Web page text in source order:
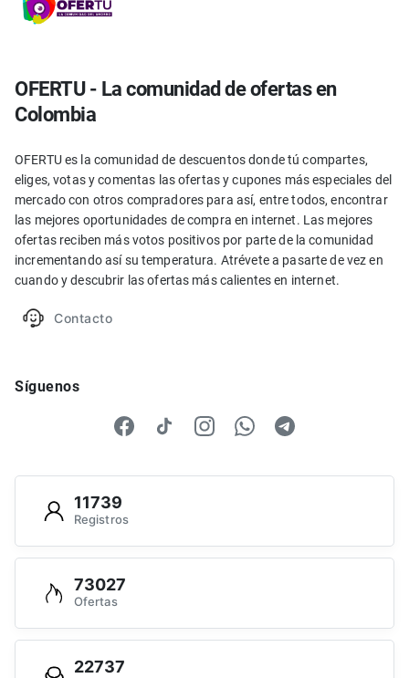
OFERTU - La comunidad de ofertas en
Colombia
OFERTU es la comunidad de descuentos donde tú compartes,
eliges, votas y comentas las ofertas y cupones más especiales del
mercado con otros compradores para así, entre todos, encontrar
las mejores oportunidades de compra en internet. Las mejores
ofertas reciben más votos positivos por parte de la comunidad
incrementando así su temperatura. Atrévete a pasarte de vez en
cuando y descubrir las ofertas más calientes en internet.
Contacto
Síguenos
11739
Registros
73027
Ofertas
22737